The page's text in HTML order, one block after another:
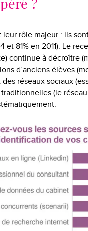
rôle majeur : ils
et 81% en 2011). Le
continue à décroître
d’anciens élèves
des réseaux sociaux
(le